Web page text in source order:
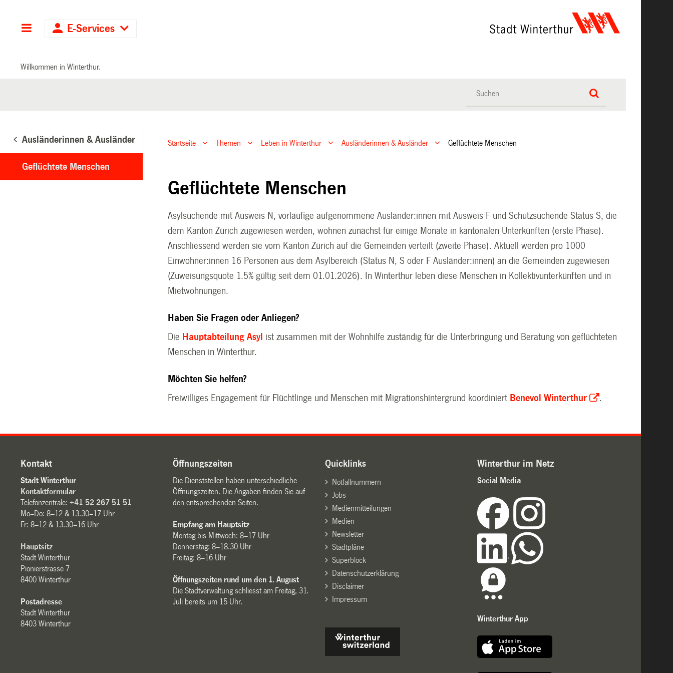
Hauptnavigation
E-Services
Willkommen in Winterthur.
Ausländerinnen & Ausländer
Geflüchtete Menschen
Startseite Themen Leben in Winterthur Ausländerinnen & Ausländer Geflüchtete Menschen
Geflüchtete Menschen
Asylsuchende mit Ausweis N, vorläufige aufgenommene Ausländer:innen mit Ausweis F und Schutzsuchende Status S, die
dem Kanton Zürich zugewiesen werden, wohnen zunächst für einige Monate in kantonalen Unterkünften (erste Phase).
Anschliessend werden sie vom Kanton Zürich auf die Gemeinden verteilt (zweite Phase). Aktuell werden pro 1000
Einwohner:innen 16 Personen aus dem Asylbereich (Status N, S oder F Ausländer:innen) an die Gemeinden zugewiesen
(Zuweisungsquote 1.5% gültig seit dem 01.01.2026). In Winterthur leben diese Menschen in Kollektivunterkünften und in
Mietwohnungen.
Haben Sie Fragen oder Anliegen?
Die Hauptabteilung Asyl ist zusammen mit der Wohnhilfe zuständig für die Unterbringung und Beratung von geflüchteten
Menschen in Winterthur.
Möchten Sie helfen?
Freiwilliges Engagement für Flüchtlinge und Menschen mit Migrationshintergrund koordiniert Benevol Winterthur .
Kontakt
Stadt Winterthur
Kontaktformular
Telefonzentrale:+41 52 267 51 51
Mo–Do: 8–12 & 13.30–17 Uhr
Fr: 8–12 & 13.30–16 Uhr
Hauptsitz
Stadt Winterthur
Pionierstrasse 7
8400 Winterthur
Postadresse
Stadt Winterthur
8403 Winterthur
Öffnungszeiten
Die Dienststellen haben unterschiedliche
Öffnungszeiten. Die Angaben finden Sie auf
den entsprechenden Seiten.
Empfang am Hauptsitz
Montag bis Mittwoch: 8–17 Uhr
Donnerstag: 8–18.30 Uhr
Freitag: 8–16 Uhr
Öffnungszeiten rund um den 1. August
Die Stadtverwaltung schliesst am Freitag, 31.
Juli bereits um 15 Uhr.
Quicklinks
Notfallnummern
Jobs
Medienmitteilungen
Medien
Newsletter
Stadtpläne
Superblock
Datenschutzerklärung
Disclaimer
Impressum
Winterthur im Netz
Social Media
Winterthur App